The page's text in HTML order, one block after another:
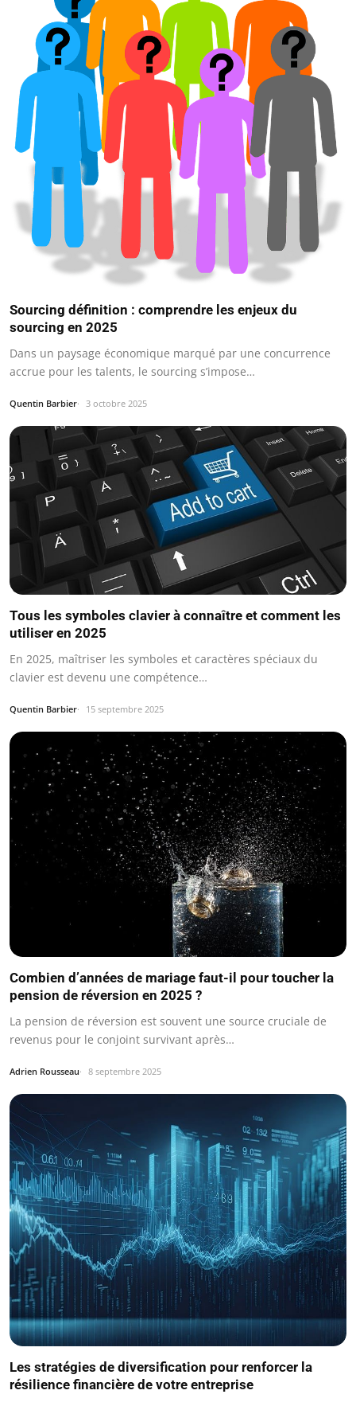
Sourcing définition : comprendre les enjeux du
sourcing en 2025
Dans un paysage économique marqué par une concurrence
accrue pour les talents, le sourcing s’impose…
Quentin Barbier 3 octobre 2025
Tous les symboles clavier à connaître et comment les
utiliser en 2025
En 2025, maîtriser les symboles et caractères spéciaux du
clavier est devenu une compétence…
Quentin Barbier 15 septembre 2025
Combien d’années de mariage faut-il pour toucher la
pension de réversion en 2025 ?
La pension de réversion est souvent une source cruciale de
revenus pour le conjoint survivant après…
Adrien Rousseau 8 septembre 2025
Les stratégies de diversification pour renforcer la
résilience financière de votre entreprise